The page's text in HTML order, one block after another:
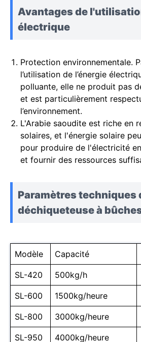
Avantages de
électrique
Protection environnementale.
l’utilisation de l’énergie
polluante, elle ne produit pas
et est particulièrement
l’environnement.
L'Arabie saoudite est riche en
solaires, et l'énergie solaire
pour produire de l'électricité
et fournir des ressources
Paramètres techniques
déchiqueteuse à
Modèle Capacité
SL-420 500kg/h
SL-600 1500kg/heure
SL-800 3000kg/heure
SL-950 4000kg/heure